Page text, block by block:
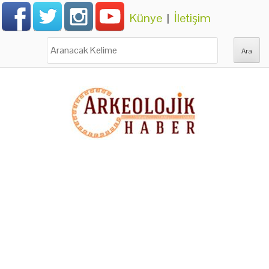
Künye | İletişim